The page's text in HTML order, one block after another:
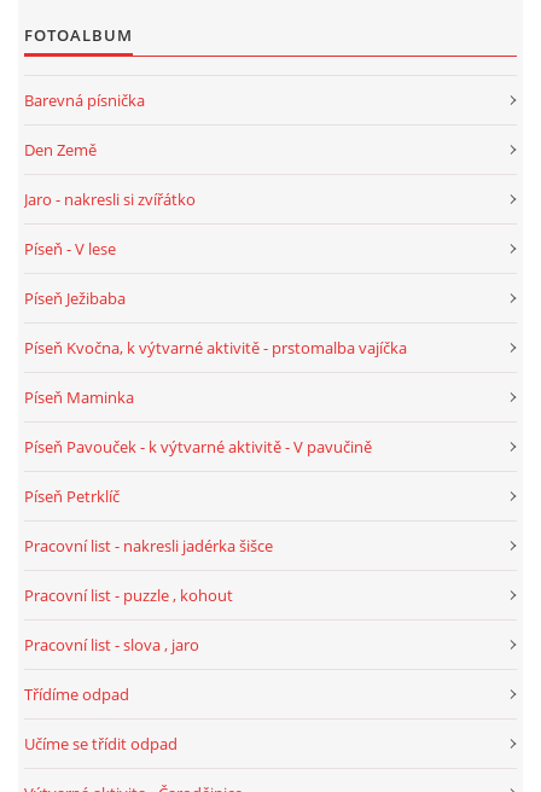
VZDĚLÁVACÍ BLOK LEDEN
VZDĚLÁVACÍ BLOK BŘEZEN
VÝTVARNÉ TECHNIKY
VÝTVARNÉ AKTIVITY - JARO
VÝTVARNÉ AKTIVITY - PODZIM
VÝTVARNÉ AKTIVITY - ZIMA
CHARAKTERISTIKA ROČNÍCH OBDOBÍ
FOTOALBUM
Barevná písnička
Den Země
Jaro - nakresli si zvířátko
Píseň - V lese
Píseň Ježibaba
Píseň Kvočna, k výtvarné aktivitě - prstomalba vajíčka
Píseň Maminka
Píseň Pavouček - k výtvarné aktivitě - V pavučině
Píseň Petrklíč
Pracovní list - nakresli jadérka šišce
Pracovní list - puzzle , kohout
Pracovní list - slova , jaro
Třídíme odpad
Učíme se třídit odpad